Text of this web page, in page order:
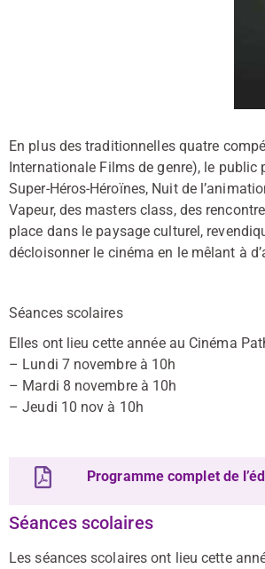
En plus des traditionnelles quatre
Internationale Films de genre), le public
Super-Héros-Héroïnes, Nuit de
Vapeur, des masters class, des
place dans le paysage culturel,
décloisonner le cinéma en le mêlant à
Séances scolaires
Elles ont lieu cette année au Cinéma
– Lundi 7 novembre à 10h
– Mardi 8 novembre à 10h
– Jeudi 10 nov à 10h
Programme complet de
Séances scolaires
Les séances scolaires ont lieu cette